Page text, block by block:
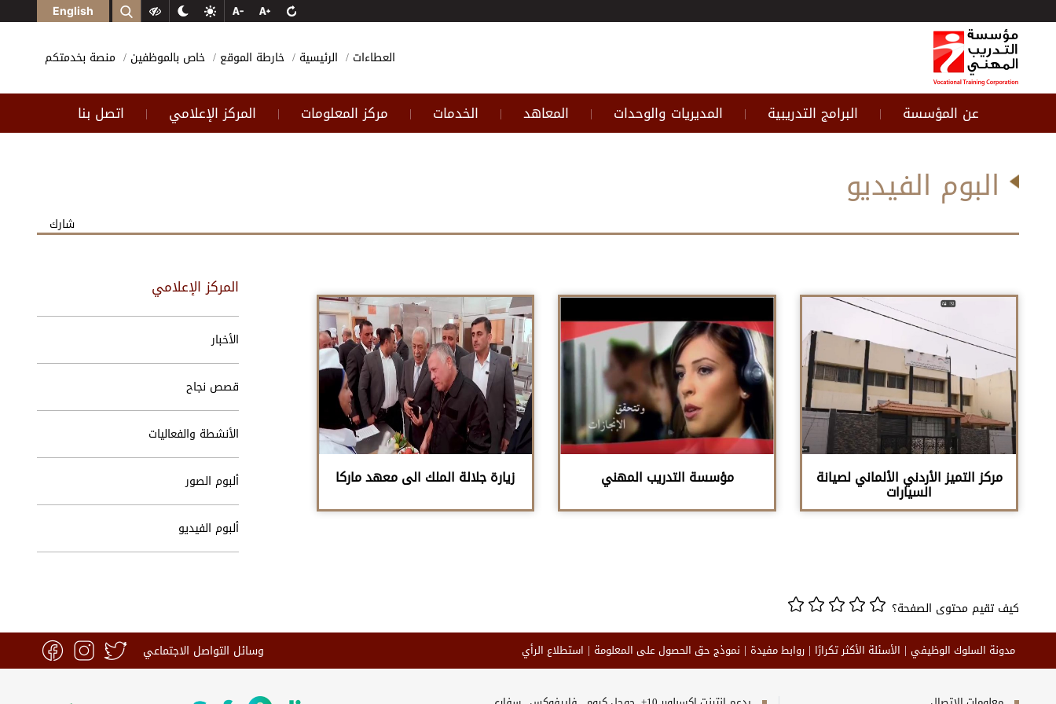
English
العطاءات الرئيسية خارطة الموقع خاص بالموظفين منصة بخدمتكم
عن المؤسسة | البرامج التدريبية | المديريات والوحدات | المعاهد | الخدمات | مركز المعلومات | المركز الإعلامي | اتصل بنا
البوم الفيديو
شارك
مركز التميز الأردني الألماني لصيانة
السيارات
مؤسسة التدريب المهني زيارة جلالة الملك الى معهد ماركا
المركز الإعلامي
الأخبار
قصص نجاح
الأنشطة والفعاليات
ألبوم الصور
ألبوم الفيديو
كيف تقيم محتوى الصفحة؟
مدونة السلوك الوظيفي الأسئلة الأكثر تكرارًا روابط مفيدة نموذج حق الحصول على المعلومة استطلاع الرأي وسائل التواصل الاجتماعي